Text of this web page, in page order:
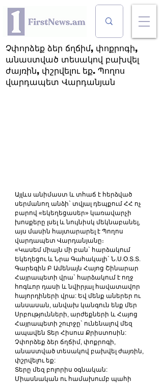
Չփորձեք ձեր ճղճիմ, փոքրոգի,
անաստված տեսակով բախվել
ժայռին, փշրվելու եք. Պողոս
վարդապետ Վարդանյան
Այլևս անիմաստ և տհաճ է հերձված
սերմանող անձի` տվյալ դեպքում ՀՀ ոչ
բարով «եկեղեցասեր» կառավարչի
խոսքերը լսել և նույնիսկ մեկնաբանել,
այս մասին հայտարարել է Պողոս
վարդապետ Վարդանյանը։
«Կասեմ միայն մի բան` հարձակում
Եկեղեցու և Նրա Գահակալի` Ն.Ս.Օ.Տ.Տ.
Գարեգին Բ Ամենայն Հայոց Շինարար
Հայրապետի վրա` հարձակում է ողջ
հոգևոր դասի և նվիրյալ հավատավոր
հայորդիների վրա: Եվ մենք աներեր ու
անսասան, անվախ կանգուն ենք մեր
Սրբությունների, արժեքների և Հայոց
Հայրապետի շուրջը` ունենալով մեզ
ապավեն Տեր Հիսուս Քրիստոսին:
Չփորձեք ձեր ճղճիմ, փոքրոգի,
անաստված տեսակով բախվել ժայռին,
փշրվելու եք:
Տերը մեզ բոլորիս օգնական:
Միասնական ու համախումբ պահի